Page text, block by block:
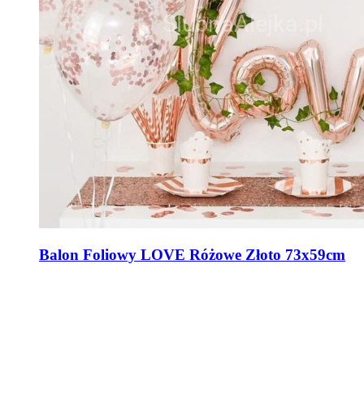
Balon Foliowy LOVE Różowe Złoto 73x59cm